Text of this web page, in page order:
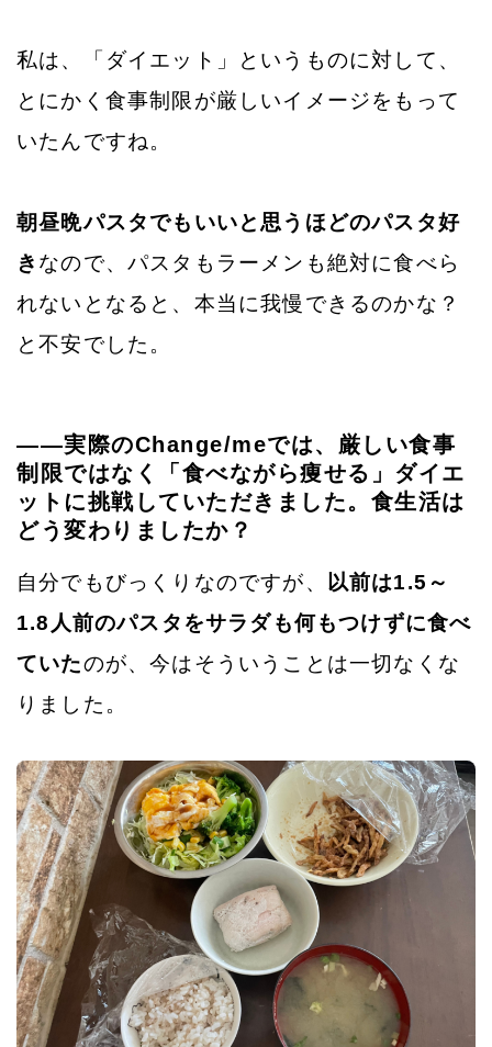
私は、「ダイエット」というものに対して、
とにかく食事制限が厳しいイメージをもって
いたんですね。
朝昼晩パスタでもいいと思うほどのパスタ好
き なので、パスタもラーメンも絶対に食べら
れないとなると、本当に我慢できるのかな？
と不安でした。
——実際のChange/meでは、厳しい食事
制限ではなく「食べながら痩せる」ダイエ
ットに挑戦していただきました。食生活は
どう変わりましたか？
自分でもびっくりなのですが、 以前は1.5～
1.8人前のパスタをサラダも何もつけずに食べ
ていたのが、今はそういうことは一切なくな
りました。